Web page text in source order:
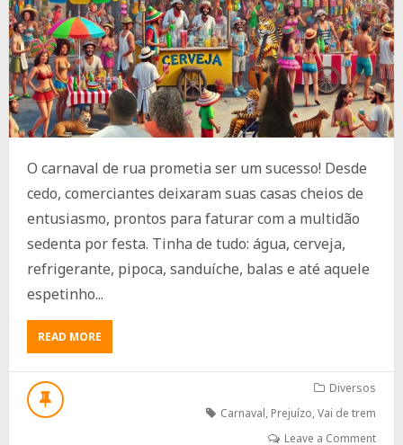
O carnaval de rua prometia ser um sucesso! Desde
cedo, comerciantes deixaram suas casas cheios de
entusiasmo, prontos para faturar com a multidão
sedenta por festa. Tinha de tudo: água, cerveja,
refrigerante, pipoca, sanduíche, balas e até aquele
espetinho...
READ MOREABOUT
COMERCIANTES
NO
Diversos
Carnaval, Prejuízo,Vai de trem
Leave a Comment